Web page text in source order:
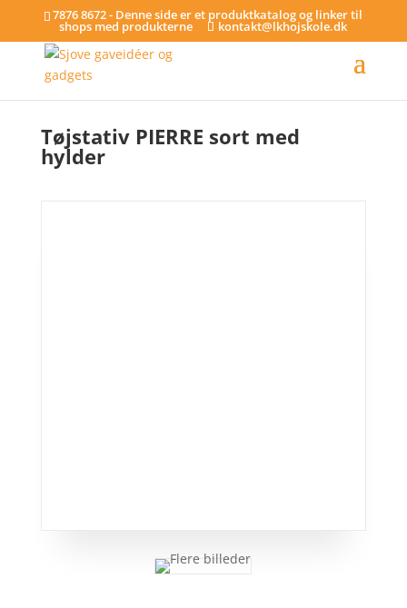
7876 8672 - Denne side er et produktkatalog og linker til
shops med produkterne kontakt@lkhojskole.dk
Tøjstativ PIERRE sort med
hylder